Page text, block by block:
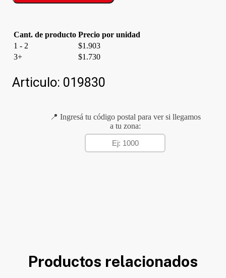
DEDALITOS
Cant. de producto Precio por unidad
1 - 2
$1.903
3+
$1.730
Articulo: 019830
📍 Ingresá tu código postal para ver si llegamos
a tu zona:
Productos relacionados